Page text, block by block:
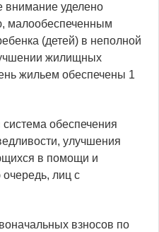
внимание уделено
малообеспеченным
(детей) в неполной
жилищных
жильем обеспечены 1
обеспечения
улучшения
в помощи и
лиц с
взносов по